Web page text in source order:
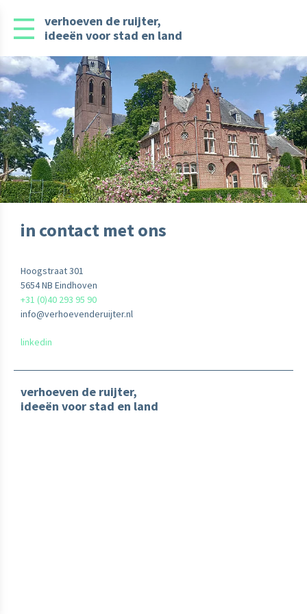
verhoeven de ruijter,
ideeën voor stad en land
in contact met ons
Hoogstraat 301
5654 NB Eindhoven
+31 (0)40 293 95 90
info@verhoevenderuijter.nl
linkedin
verhoeven de ruijter,
ideeën voor stad en land